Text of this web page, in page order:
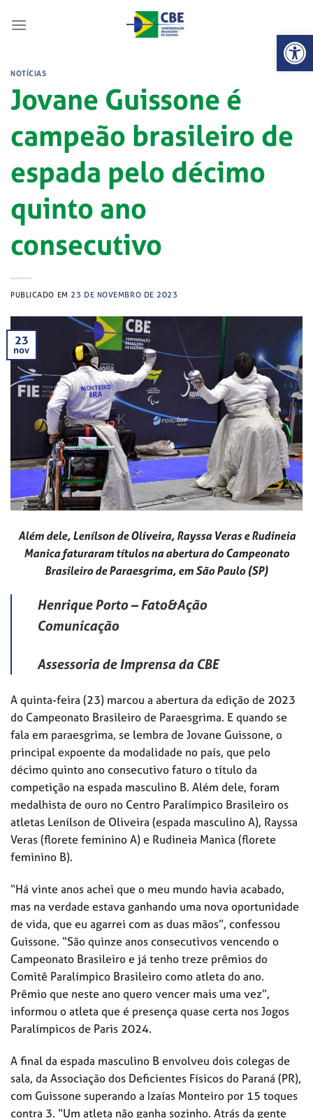
Abrir
NOTÍCIAS
Jovane Guissone é
campeão brasileiro de
espada pelo décimo
quinto ano
consecutivo
PUBLICADO EM 23 DE NOVEMBRO DE 2023
23
nov
Além dele, Lenílson de Oliveira, Rayssa Veras e Rudineia
Manica faturaram títulos na abertura do Campeonato
Brasileiro de Paraesgrima, em São Paulo (SP)
Henrique Porto – Fato&Ação
Comunicação
Assessoria de Imprensa da CBE
A quinta-feira (23) marcou a abertura da edição de 2023
do Campeonato Brasileiro de Paraesgrima. E quando se
fala em paraesgrima, se lembra de Jovane Guissone, o
principal expoente da modalidade no país, que pelo
décimo quinto ano consecutivo faturo o título da
competição na espada masculino B. Além dele, foram
medalhista de ouro no Centro Paralímpico Brasileiro os
atletas Lenílson de Oliveira (espada masculino A), Rayssa
Veras (florete feminino A) e Rudineia Manica (florete
feminino B).
“Há vinte anos achei que o meu mundo havia acabado,
mas na verdade estava ganhando uma nova oportunidade
de vida, que eu agarrei com as duas mãos”, confessou
Guissone. “São quinze anos consecutivos vencendo o
Campeonato Brasileiro e já tenho treze prêmios do
Comitê Paralímpico Brasileiro como atleta do ano.
Prêmio que neste ano quero vencer mais uma vez”,
informou o atleta que é presença quase certa nos Jogos
Paralímpicos de Paris 2024.
A final da espada masculino B envolveu dois colegas de
sala, da Associação dos Deficientes Físicos do Paraná (PR),
com Guissone superando a Izaías Monteiro por 15 toques
contra 3. “Um atleta não ganha sozinho. Atrás da gente